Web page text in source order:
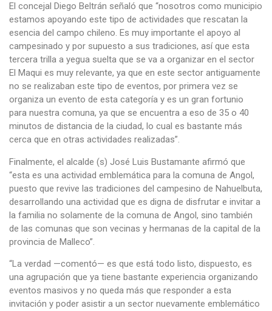
El concejal Diego Beltrán señaló que “nosotros como municipio
estamos apoyando este tipo de actividades que rescatan la
esencia del campo chileno. Es muy importante el apoyo al
campesinado y por supuesto a sus tradiciones, así que esta
tercera trilla a yegua suelta que se va a organizar en el sector
El Maqui es muy relevante, ya que en este sector antiguamente
no se realizaban este tipo de eventos, por primera vez se
organiza un evento de esta categoría y es un gran fortunio
para nuestra comuna, ya que se encuentra a eso de 35 o 40
minutos de distancia de la ciudad, lo cual es bastante más
cerca que en otras actividades realizadas”.
Finalmente, el alcalde (s) José Luis Bustamante afirmó que
“esta es una actividad emblemática para la comuna de Angol,
puesto que revive las tradiciones del campesino de Nahuelbuta,
desarrollando una actividad que es digna de disfrutar e invitar a
la familia no solamente de la comuna de Angol, sino también
de las comunas que son vecinas y hermanas de la capital de la
provincia de Malleco”.
“La verdad —comentó— es que está todo listo, dispuesto, es
una agrupación que ya tiene bastante experiencia organizando
eventos masivos y no queda más que responder a esta
invitación y poder asistir a un sector nuevamente emblemático